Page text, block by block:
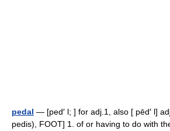
pedal — [ped′ l; ] for adj.1, also [ pēd′ l]
pedis), FOOT] 1. of or having to do with